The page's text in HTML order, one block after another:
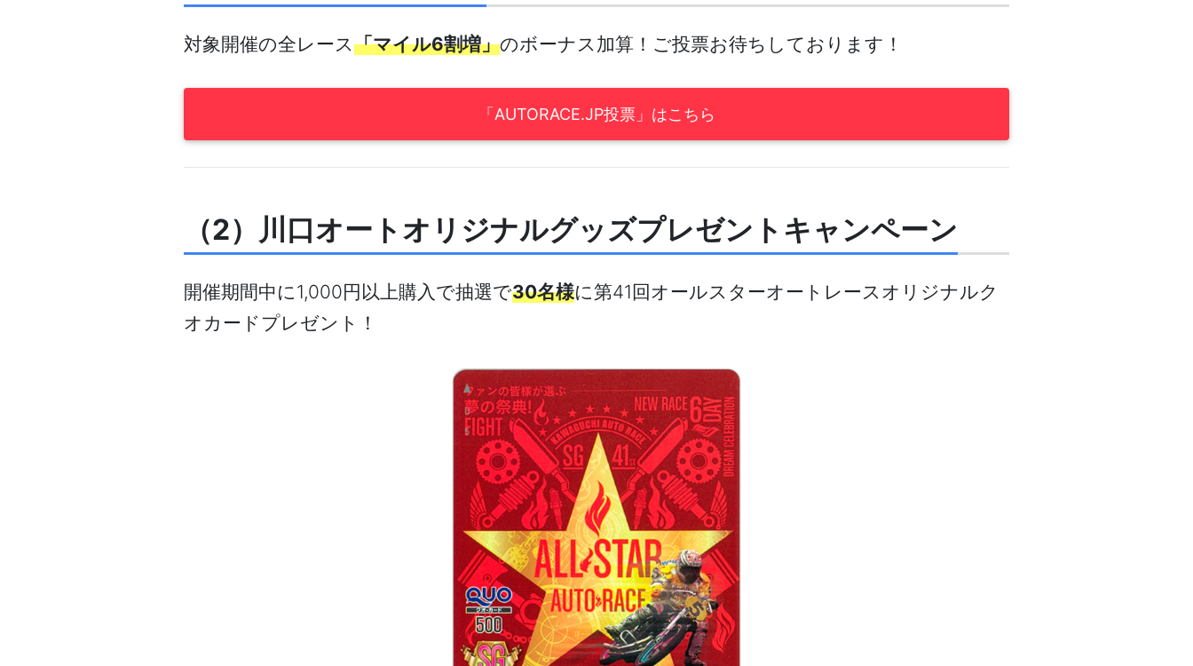
対象開催の全レース「マイル6割増」のボーナス加算！ご投票お待ちしております！
「AUTORACE.JP投票」はこちら
（2）川口オートオリジナルグッズプレゼントキャンペーン
開催期間中に1,000円以上購入で抽選で30名様に第41回オールスターオートレースオリジナルク
オカードプレゼント！